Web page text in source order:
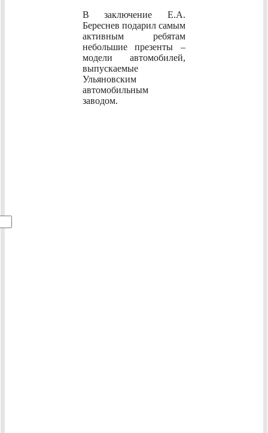
В заключение Е.А.
Береснев подарил самым
активным ребятам
небольшие презенты –
модели автомобилей,
выпускаемые
Ульяновским
автомобильным
заводом.